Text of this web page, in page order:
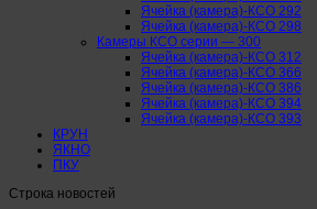
Ячейка (камера)-КСО 292
Ячейка (камера)-КСО 298
Камеры КСО серии — 300
Ячейка (камера)-КСО 312
Ячейка (камера)-КСО 366
Ячейка (камера)-КСО 386
Ячейка (камера)-КСО 394
Ячейка (камера)-КСО 393
КРУН
ЯКНО
ПКУ
Строка новостей